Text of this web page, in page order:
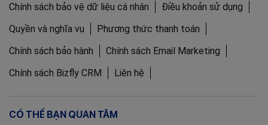
Chính sách bảo vệ dữ liệu cá nhân
Điều khoản sử dụng
Quyền và nghĩa vụ
Phương thức thanh toán
Chính sách bảo hành
Chính sách Email Marketing
Chính sách Bizfly CRM
Liên hệ
CÓ THỂ BẠN QUAN TÂM